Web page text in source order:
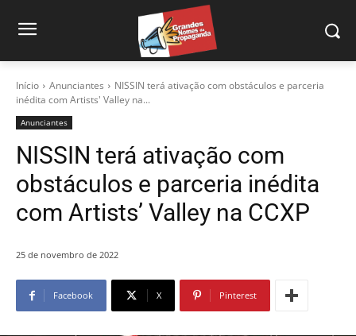
Início Anunciantes
NISSIN terá ativação com obstáculos e parceria
inédita com Artists' Valley na...
Anunciantes
NISSIN terá ativação com
obstáculos e parceria inédita
com Artists’ Valley na CCXP
25 de novembro de 2022
Facebook X Pinterest